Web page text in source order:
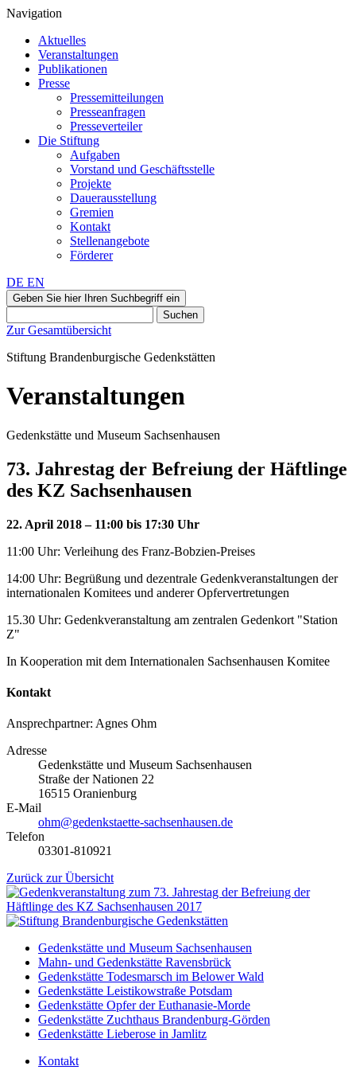
Navigation
Aktuelles
Veranstaltungen
Publikationen
Presse
Pressemitteilungen
Presseanfragen
Presseverteiler
Die Stiftung
Aufgaben
Vorstand und Geschäftsstelle
Projekte
Dauerausstellung
Gremien
Kontakt
Stellenangebote
Förderer
DE EN
Geben Sie hier Ihren Suchbegriff ein
Suchen
Zur Gesamtübersicht
Stiftung Brandenburgische Gedenkstätten
Veranstaltungen
Gedenkstätte und Museum Sachsenhausen
73. Jahrestag der Befreiung der Häftlinge
des KZ Sachsenhausen
22. April 2018 – 11:00 bis 17:30 Uhr
11:00 Uhr: Verleihung des Franz-Bobzien-Preises
14:00 Uhr: Begrüßung und dezentrale Gedenkveranstaltungen der
internationalen Komitees und anderer Opfervertretungen
15.30 Uhr: Gedenkveranstaltung am zentralen Gedenkort "Station
Z"
In Kooperation mit dem Internationalen Sachsenhausen Komitee
Kontakt
Ansprechpartner: Agnes Ohm
Adresse
Gedenkstätte und Museum Sachsenhausen
Straße der Nationen 22
16515 Oranienburg
E-Mail
ohm@gedenkstaette-sachsenhausen.de
Telefon
03301-810921
Zurück zur Übersicht
Gedenkstätte und Museum Sachsenhausen
Mahn- und Gedenkstätte Ravensbrück
Gedenkstätte Todesmarsch im Belower Wald
Gedenkstätte Leistikowstraße Potsdam
Gedenkstätte Opfer der Euthanasie-Morde
Gedenkstätte Zuchthaus Brandenburg-Görden
Gedenkstätte Lieberose in Jamlitz
Kontakt